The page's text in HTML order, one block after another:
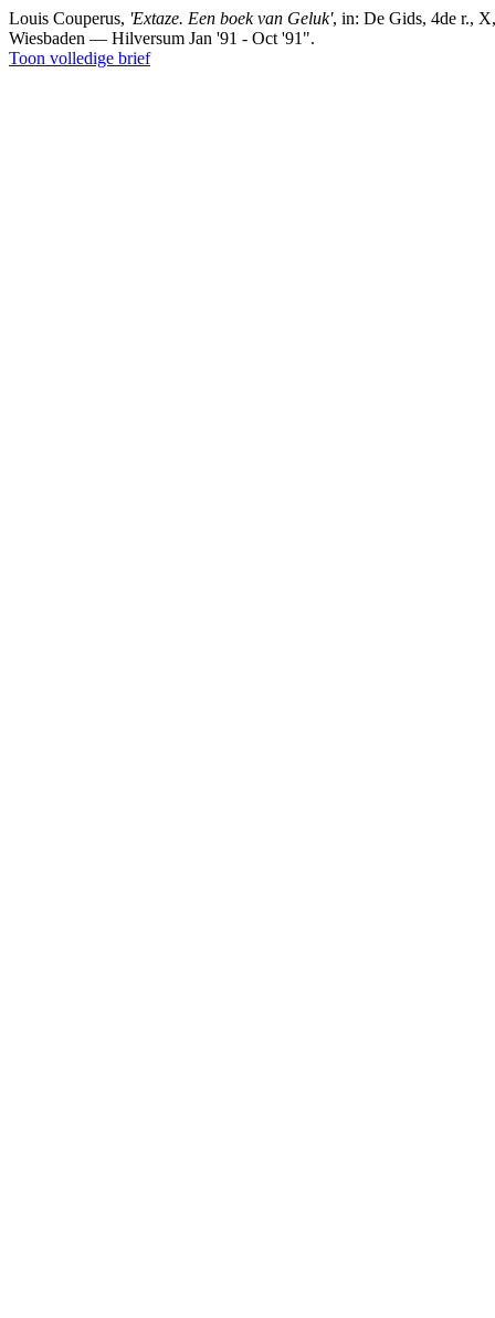
Louis Couperus, 'Extaze. Een boek van Geluk', in: De Gids, 4de r.,
Wiesbaden — Hilversum Jan '91 - Oct '91".
Toon volledige brief